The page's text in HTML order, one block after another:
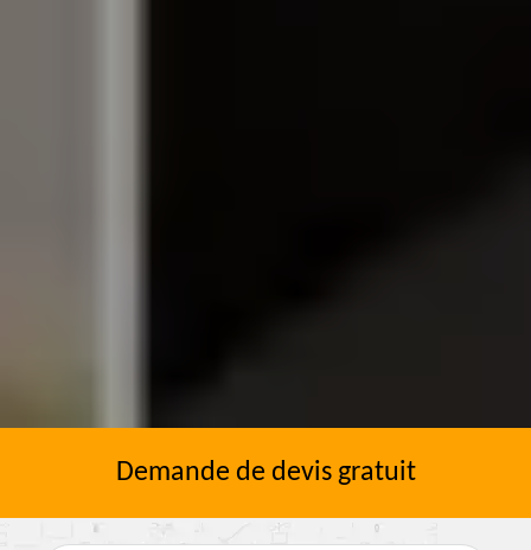
Demande de devis gratuit